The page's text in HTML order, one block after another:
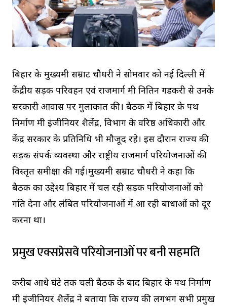
बिहार के मुख्यमंत्री सम्राट चौधरी ने सोमवार को नई दिल्ली में
केंद्रीय सड़क परिवहन एवं राजमार्ग मंत्री नितिन गडकरी से उनके
सरकारी आवास पर मुलाकात की। बैठक में बिहार के पथ
निर्माण मंत्री इंजीनियर शैलेंद्र, विभाग के वरिष्ठ अधिकारी और
केंद्र सरकार के प्रतिनिधि भी मौजूद रहे। इस दौरान राज्य की
सड़क संपर्क व्यवस्था और राष्ट्रीय राजमार्ग परियोजनाओं की
विस्तृत समीक्षा की गई।मुख्यमंत्री सम्राट चौधरी ने कहा कि
बैठक का उद्देश्य बिहार में चल रही सड़क परियोजनाओं को
गति देना और लंबित परियोजनाओं में आ रही बाधाओं को दूर
करना था।
प्रमुख एक्सप्रेसवे परियोजनाओं पर बनी सहमति
करीब आधे घंटे तक चली बैठक के बाद बिहार के पथ निर्माण
मंत्री इंजीनियर शैलेंद्र ने बताया कि राज्य की लगभग सभी प्रमुख